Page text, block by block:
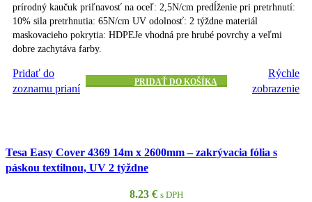
prírodný kaučuk priľnavosť na oceľ: 2,5N/cm predĺženie pri pretrhnutí:
10% sila pretrhnutia: 65N/cm UV odolnosť: 2 týždne materiál
maskovacieho pokrytia: HDPEJe vhodná pre hrubé povrchy a veľmi
dobre zachytáva farby.
Pridať do
zoznamu prianí
PRIDAŤ DO KOŠÍKA
Rýchle
zobrazenie
Tesa Easy Cover 4369 14m x 2600mm – zakrývacia fólia s
páskou textilnou, UV 2 týždne
8.23 € s DPH